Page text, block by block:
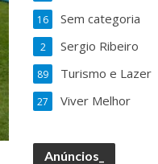
Sem categoria
16
Sergio Ribeiro
2
Turismo e Lazer
89
Viver Melhor
27
Anúncios_